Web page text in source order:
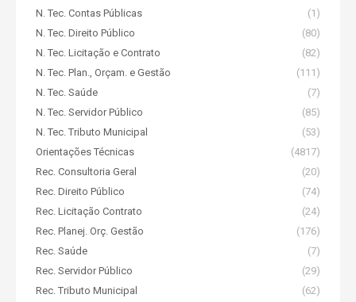
N. Tec. Contas Públicas
(1)
N. Tec. Direito Público
(80)
N. Tec. Licitação e Contrato
(82)
N. Tec. Plan., Orçam. e Gestão
(111)
N. Tec. Saúde
(7)
N. Tec. Servidor Público
(85)
N. Tec. Tributo Municipal
(53)
Orientações Técnicas
(4817)
Rec. Consultoria Geral
(20)
Rec. Direito Público
(74)
Rec. Licitação Contrato
(24)
Rec. Planej. Orç. Gestão
(176)
Rec. Saúde
(7)
Rec. Servidor Público
(29)
Rec. Tributo Municipal
(62)